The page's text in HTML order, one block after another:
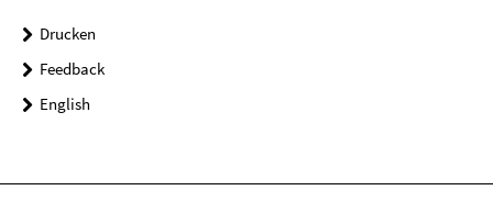
Drucken
Feedback
English